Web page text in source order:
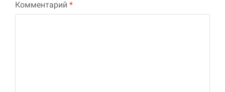
Комментарий *